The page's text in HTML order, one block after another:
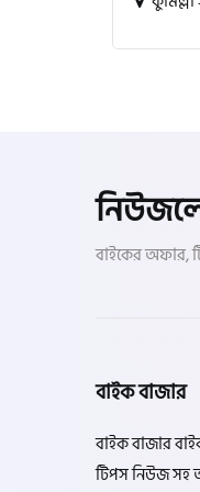
বাইকের অফার,
বাইক বাজার
বাইক বাজার
টিপস নিউজ